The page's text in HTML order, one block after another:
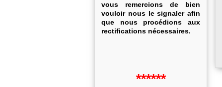
vous remercions de bien
vouloir nous le signaler afin
que nous procédions aux
rectifications nécessaires.
******